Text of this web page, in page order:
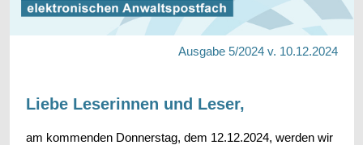
Ausgabe 5/2024 v. 10.12.2024
Liebe Leserinnen und Leser,
am kommenden Donnerstag, dem 12.12.2024, werden wir